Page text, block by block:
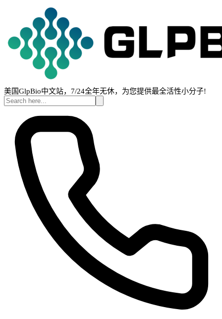
美国GlpBio中文站，7/24全年无休，为您提供最全活性小分子!